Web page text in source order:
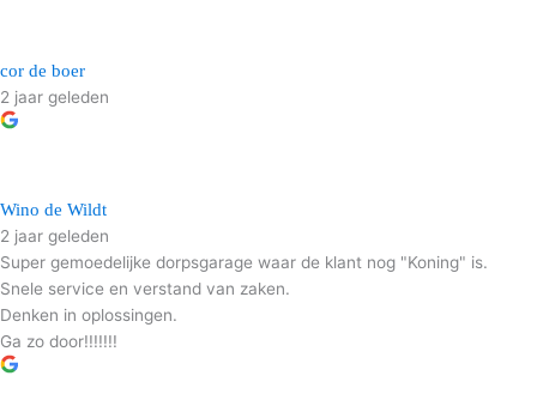
cor de boer
2 jaar geleden
Wino de Wildt
2 jaar geleden
Super gemoedelijke dorpsgarage waar de klant nog "Koning" is.
Snele service en verstand van zaken.
Denken in oplossingen.
Ga zo door!!!!!!!